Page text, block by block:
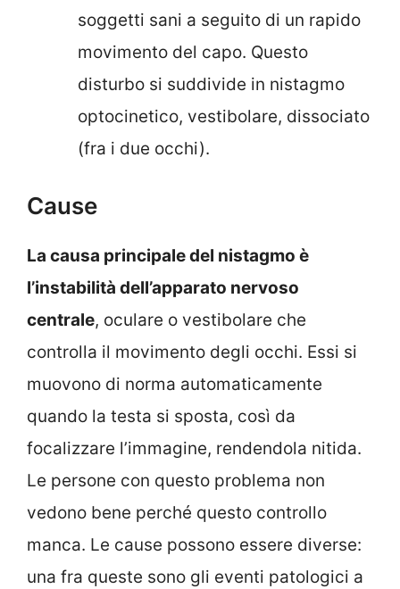
soggetti sani a seguito di un rapido
movimento del capo. Questo
disturbo si suddivide in nistagmo
optocinetico, vestibolare, dissociato
(fra i due occhi).
Cause
La causa principale del nistagmo è
l’instabilità dell’apparato nervoso
centrale, oculare o vestibolare che
controlla il movimento degli occhi. Essi si
muovono di norma automaticamente
quando la testa si sposta, così da
focalizzare l’immagine, rendendola nitida.
Le persone con questo problema non
vedono bene perché questo controllo
manca. Le cause possono essere diverse:
una fra queste sono gli eventi patologici a